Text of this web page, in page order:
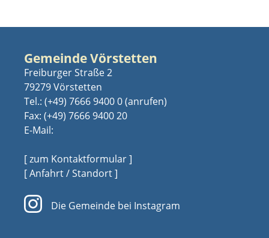
Gemeinde Vörstetten
Freiburger Straße 2
79279 Vörstetten
Tel.: (+49) 7666 9400 0
Fax: (+49) 7666 9400 20
E-Mail:
[ zum Kontaktformular ]
[ Anfahrt / Standort ]
Die Gemeinde bei Instagram